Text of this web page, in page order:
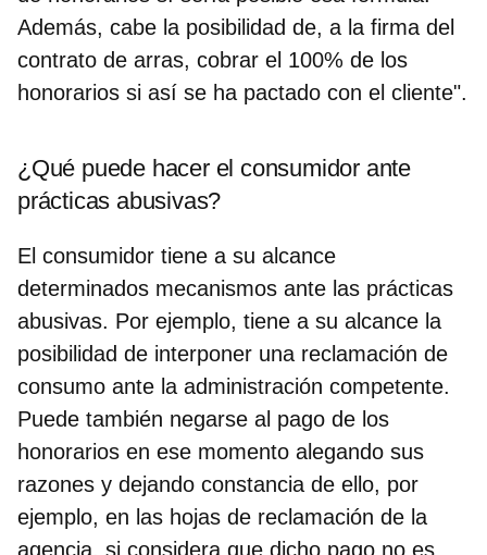
Además, cabe la posibilidad de, a la firma del
contrato de arras, cobrar el 100% de los
honorarios si así se ha pactado con el cliente".
¿Qué puede hacer el consumidor ante
prácticas abusivas?
El consumidor tiene a su alcance
determinados mecanismos ante las prácticas
abusivas. Por ejemplo, tiene a su alcance la
posibilidad de interponer una reclamación de
consumo ante la administración competente.
Puede también negarse al pago de los
honorarios en ese momento alegando sus
razones y dejando constancia de ello, por
ejemplo, en las hojas de reclamación de la
agencia, si considera que dicho pago no es